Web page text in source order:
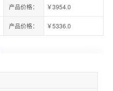
产品价格： ￥3954.0
产品价格： ￥5336.0